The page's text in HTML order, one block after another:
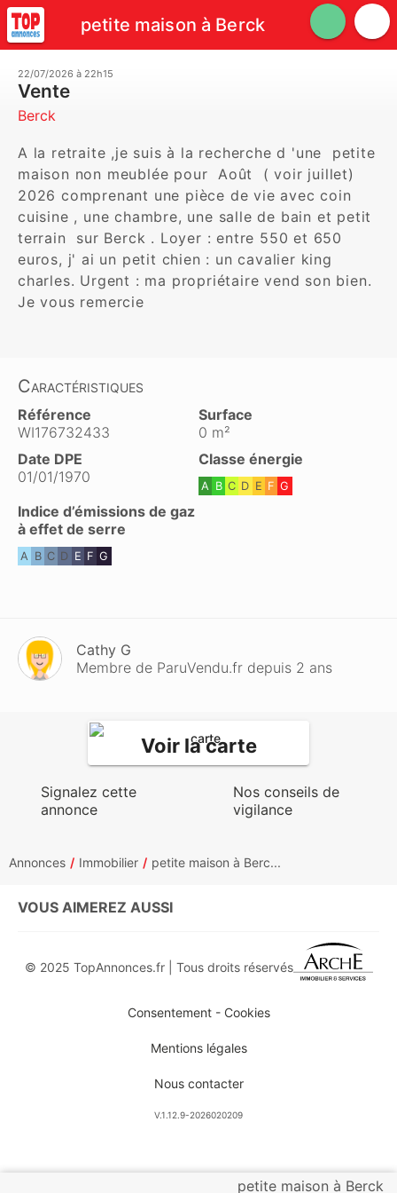
petite maison à Berck
22/07/2026 à 22h15
Vente
Berck
A la retraite ,je suis à la recherche d 'une  petite
maison non meublée pour  Août  ( voir juillet)
2026 comprenant une pièce de vie avec coin
cuisine , une chambre, une salle de bain et petit
terrain  sur Berck . Loyer : entre 550 et 650
euros, j' ai un petit chien : un cavalier king
charles. Urgent : ma propriétaire vend son bien.
Je vous remercie
Caractéristiques
Référence
WI176732433
Surface
0 m²
Date DPE
01/01/1970
Classe énergie
A B C D E F G
Indice d’émissions de gaz
à effet de serre
A B C D E F G
Cathy G
Membre de ParuVendu.fr depuis 2 ans
Voir la carte
Signalez cette
annonce
Nos conseils de
vigilance
petite maison à Berck
Annonces Immobilier petite maison à Berc...
VOUS AIMEREZ AUSSI
© 2025 TopAnnonces.fr | Tous droits réservés
Consentement - Cookies
Mentions légales
Nous contacter
V.1.12.9-2026020209